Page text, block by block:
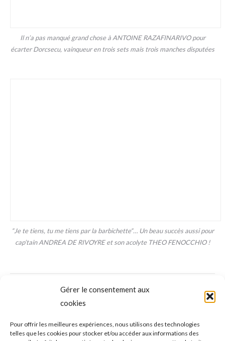
Gérer le consentement aux
cookies
Pour offrir les meilleures expériences, nous utilisons des technologies
telles que les cookies pour stocker et/ou accéder aux informations des
Il n’a pas manqué grand chose à ANTOINE RAZAFINARIVO pour
écarter Dorcsecu, vainqueur en trois sets mais trois manches disputées
“Je te tiens, tu me tiens par la barbichette“… Un beau succès aussi pour
cap’tain ANDREA DE RIVOYRE et son acolyte THEO FENOCCHIO !
NAVIGATION
COMMENTAIRE
ONGLET PRÉCÉDENT
Onglet
précédent
TENNIS de TABLE (Pro B – J5) – Fréjus
reçoit Amiens ce mardi 12 (19h30) :
Maintenant, il faut concrétiser !